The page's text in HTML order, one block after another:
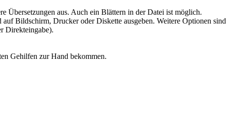
Übersetzungen aus. Auch ein Blättern in der Datei ist möglich.
Bildschirm, Drucker oder Diskette ausgeben. Weitere Optionen
Direkteingabe).
Gehilfen zur Hand bekommen.